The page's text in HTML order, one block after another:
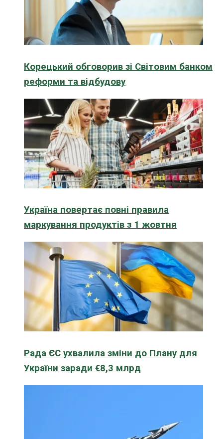
Корецький обговорив зі Світовим банком
реформи та відбудову
Україна повертає повні правила
маркування продуктів з 1 жовтня
Рада ЄС ухвалила зміни до Плану для
України заради €8,3 млрд